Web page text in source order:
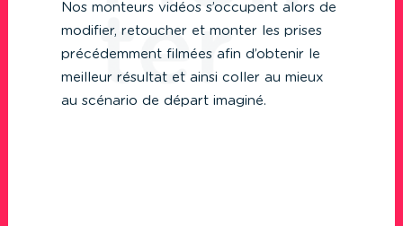
Nos monteurs vidéos s’occupent alors de
modifier, retoucher et monter les prises
précédemment filmées afin d’obtenir le
meilleur résultat et ainsi coller au mieux
au scénario de départ imaginé.